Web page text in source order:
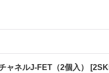
ネルJ-FET（2個入） [